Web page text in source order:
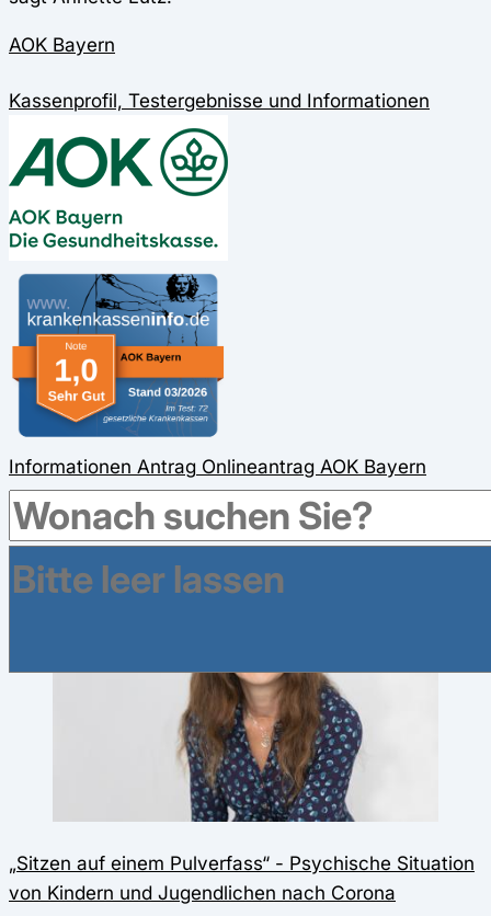
AOK Bayern
Kassenprofil, Testergebnisse und Informationen
Informationen Antrag Onlineantrag AOK Bayern
Das könnte Sie auch interessieren:
„Sitzen auf einem Pulverfass“ - Psychische Situation
von Kindern und Jugendlichen nach Corona